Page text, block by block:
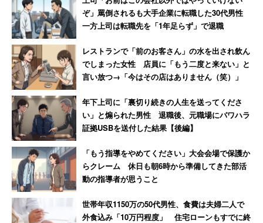
2018年の春闘では、月額1000円のベアを回答した「クボ
タ」。エキスパート職・スタッフ職・テクニカル職の3コ
ースに分かれた人事制度を採用しており、各コース内で業
績貢献度に応じて進級。「報酬は大手メーカーのなかでも
よい部類に入ると思う。基本的に上級職になるまでは年功
序列」（海外営業／30代前半男性／年収680万円）、「技
術系の機械メーカーでは自動車会社を除けば高水準で、か
つ休日120日以上・有給休暇も14日以上で100％取得する
よう促されている。ボーナスも年2回合計6.6か月分で、月
20時間程度の残業代込みで院卒3年目で500万円は優に超
える」（研究開発／30代前半男性／年収550万円）といっ
た声があった。
欠勤」 消滅
ぞ」罵倒されるも大手企業に転職した30代男性
一方上司は転職先を「1年足らず」で退職
レストランで「前のお客さん」の水を出され飲ん
でしまった女性 店員に「もう二度と来ない」と
言い放つ→「今はその店はありません（笑）」
年下上司に「裏切り続きの人生を送ってくださ
い」と煽られた男性 退職後、元職場にパワハラ
証拠USBを送付した結果【後編】
「もう指導をやめてください」大会会場で保護か
らクレーム 休日も朝6時から準備してきた部活
動の指導者が思うこと
世帯年収1150万の50代男性、食費は夫婦二人で
外食込み「10万円程度」 住宅ローンもすでに終